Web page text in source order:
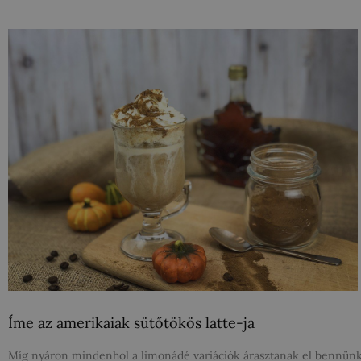
Íme az amerikaiak sütőtökös latte-ja
Míg nyáron mindenhol a limonádé variációk árasztanak el